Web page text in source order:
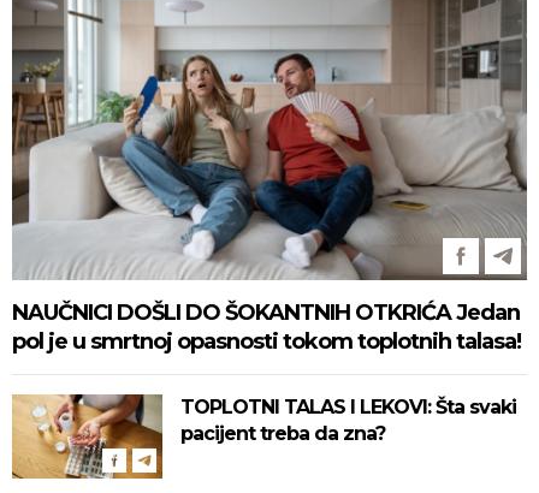
NAUČNICI DOŠLI DO ŠOKANTNIH OTKRIĆA Jedan
pol je u smrtnoj opasnosti tokom toplotnih talasa!
TOPLOTNI TALAS I LEKOVI: Šta svaki
pacijent treba da zna?